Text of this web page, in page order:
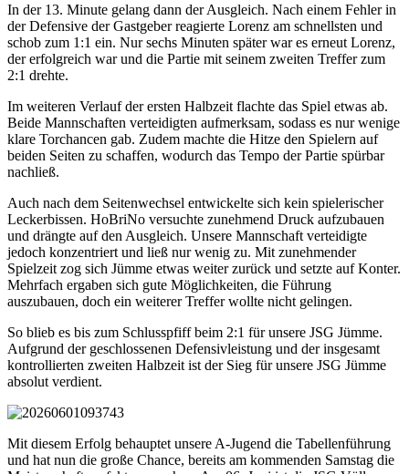
In der 13. Minute gelang dann der Ausgleich. Nach einem Fehler in
der Defensive der Gastgeber reagierte Lorenz am schnellsten und
schob zum 1:1 ein. Nur sechs Minuten später war es erneut Lorenz,
der erfolgreich war und die Partie mit seinem zweiten Treffer zum
2:1 drehte.
Im weiteren Verlauf der ersten Halbzeit flachte das Spiel etwas ab.
Beide Mannschaften verteidigten aufmerksam, sodass es nur wenige
klare Torchancen gab. Zudem machte die Hitze den Spielern auf
beiden Seiten zu schaffen, wodurch das Tempo der Partie spürbar
nachließ.
Auch nach dem Seitenwechsel entwickelte sich kein spielerischer
Leckerbissen. HoBriNo versuchte zunehmend Druck aufzubauen
und drängte auf den Ausgleich. Unsere Mannschaft verteidigte
jedoch konzentriert und ließ nur wenig zu. Mit zunehmender
Spielzeit zog sich Jümme etwas weiter zurück und setzte auf Konter.
Mehrfach ergaben sich gute Möglichkeiten, die Führung
auszubauen, doch ein weiterer Treffer wollte nicht gelingen.
So blieb es bis zum Schlusspfiff beim 2:1 für unsere JSG Jümme.
Aufgrund der geschlossenen Defensivleistung und der insgesamt
kontrollierten zweiten Halbzeit ist der Sieg für unsere JSG Jümme
absolut verdient.
Mit diesem Erfolg behauptet unsere A-Jugend die Tabellenführung
und hat nun die große Chance, bereits am kommenden Samstag die